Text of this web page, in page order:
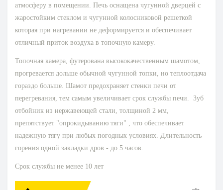
атмосферу в помещении. Печь оснащена чугунной дверцей с
жаростойким стеклом и чугунной колосниковой решеткой
которая при нагревании не деформируется и обеспечивает
отличный приток воздуха в топочную камеру.
Топочная камера, футерована высококачественным шамотом,
прогревается дольше обычной чугунной топки, но теплоотдача
гораздо больше. Шамот предохраняет стенки печи от
перегревания, тем самым увеличивает срок службы печи. Зуб
отбойник из нержавеющей стали, толщиной 2 мм,
препятствует "опрокидыванию тяги" , что обеспечивает
надежную тягу при любых погодных условиях. Длительность
горения одной закладки дров - до 5 часов.
Срок службы не менее 10 лет